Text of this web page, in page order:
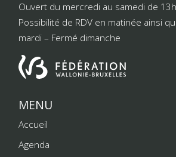
Ouvert du mercredi au samedi de
Possibilité de RDV en matinée ainsi
mardi – Fermé dimanche
MENU
Accueil
Agenda